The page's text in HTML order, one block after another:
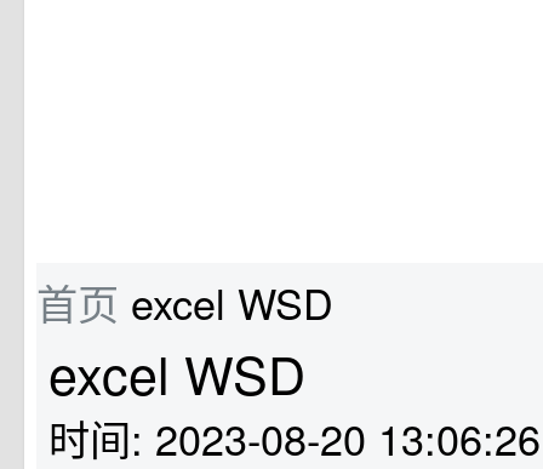
首页 excel WSD
excel WSD
时间: 2023-08-20